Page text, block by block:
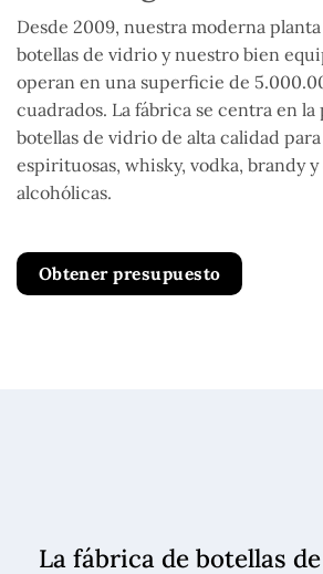
Desde 2009, nuestra moderna
botellas de vidrio y nuestro bien
operan en una superficie de
cuadrados. La fábrica se centra en
botellas de vidrio de alta calidad
espirituosas, whisky, vodka, brandy
alcohólicas.
Obtener presupuesto
La fábrica de botellas